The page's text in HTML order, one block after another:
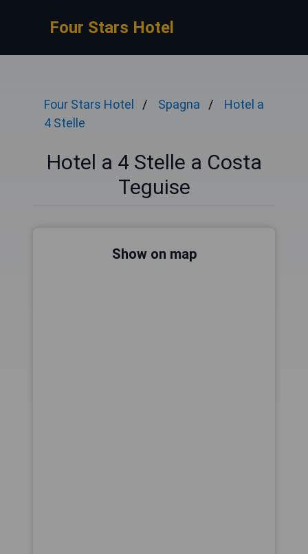
Four Stars Hotel
Four Stars Hotel Spagna
Hotel a
4 Stelle
Hotel a 4 Stelle a Costa
Teguise
Show on map